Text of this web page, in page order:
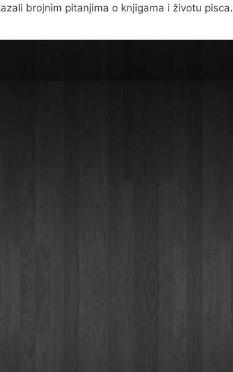
brojnim pitanjima o knjigama i životu pisca.